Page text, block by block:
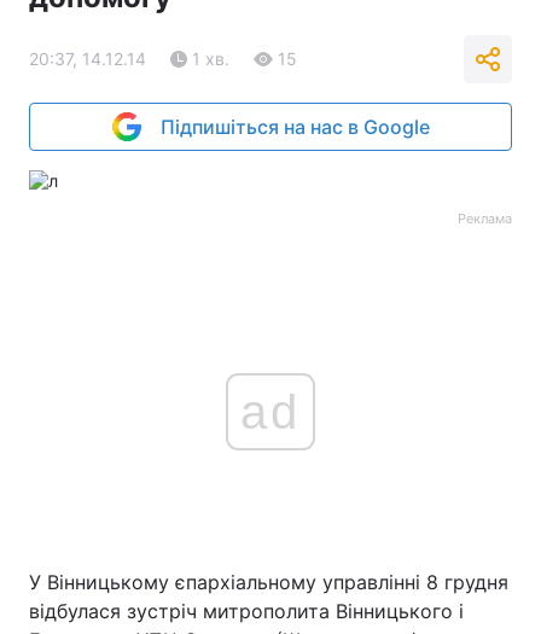
20:37, 14.12.14 1 хв. 15
Підпишіться на нас в Google
Реклама
ad
У Вінницькому єпархіальному управлінні 8 грудня
відбулася зустріч митрополита Вінницького і